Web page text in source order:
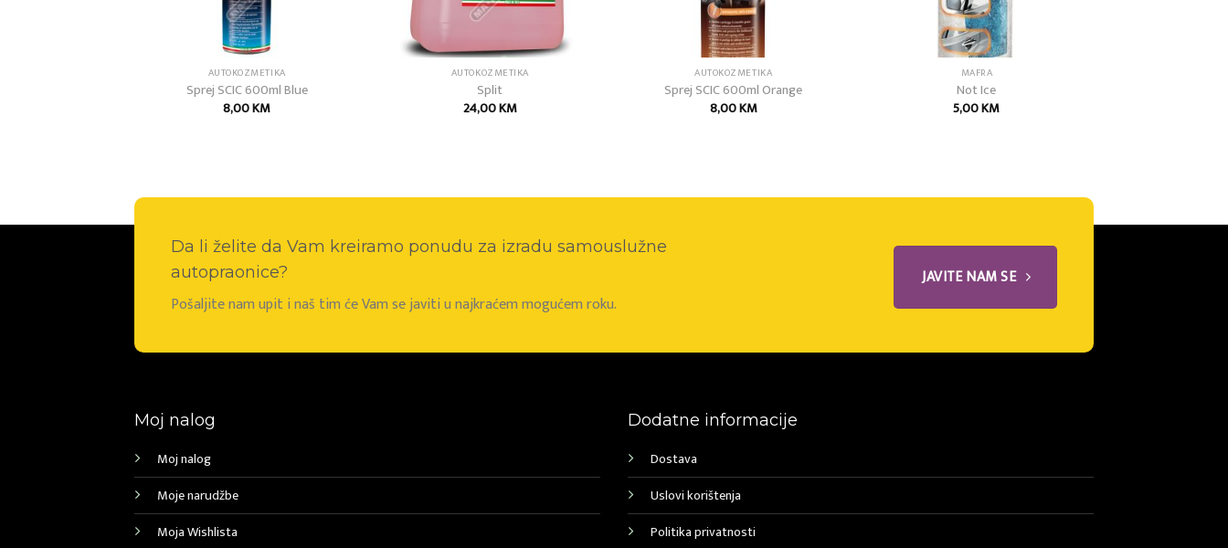
AUTOKOZMETIKA
Sprej SCIC 600ml Blue
8,00KM
AUTOKOZMETIKA
Split
24,00KM
AUTOKOZMETIKA
Sprej SCIC 600ml Orange
8,00KM
MAFRA
Not Ice
5,00KM
Da li želite da Vam kreiramo ponudu za izradu samouslužne
autopraonice?
Pošaljite nam upit i naš tim će Vam se javiti u najkraćem mogućem roku.
JAVITE NAM SE
Moj nalog
Moj nalog
Moje narudžbe
Moja Wishlista
Dodatne informacije
Dostava
Uslovi korištenja
Politika privatnosti